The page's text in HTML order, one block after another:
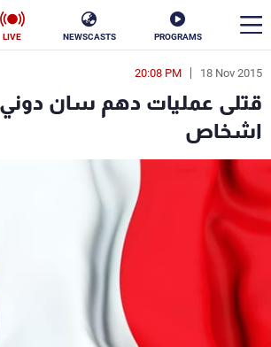
PROGRAMS
NEWSCASTS
LIVE
18 Nov 2015
20:08 PM
اشخاص
en
الأخبار
سياسة
إقتصاد
منوعات
كأس العالم